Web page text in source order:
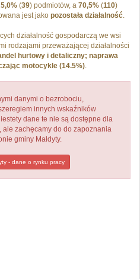
(39) podmiotów, a 70,5% (110)
jest jako pozostała działalność.
działalność gospodarczą we wsi
rodzajami przeważającej działalności
hurtowy i detaliczny; naprawa
motocykle (14.5%).
danymi o bezrobociu,
innych wskaźników
dane te nie są dostępne dla
zachęcamy do do zapoznania
gminy Małdyty.
- dane o rynku pracy